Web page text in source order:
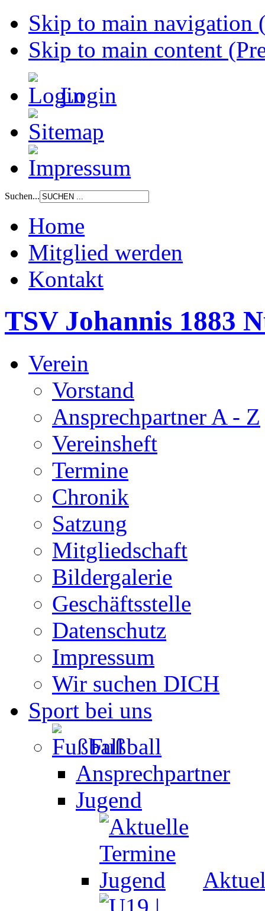
Skip to main navigation
Skip to main content
Login
Suchen...
Home
Mitglied werden
Kontakt
TSV Johannis 1883
Verein
Vorstand
Ansprechpartner A - Z
Vereinsheft
Termine
Chronik
Satzung
Mitgliedschaft
Bildergalerie
Geschäftsstelle
Datenschutz
Impressum
Wir suchen DICH
Sport bei uns
Fußball
Ansprechpartner
Jugend